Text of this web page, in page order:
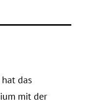
das
mit der